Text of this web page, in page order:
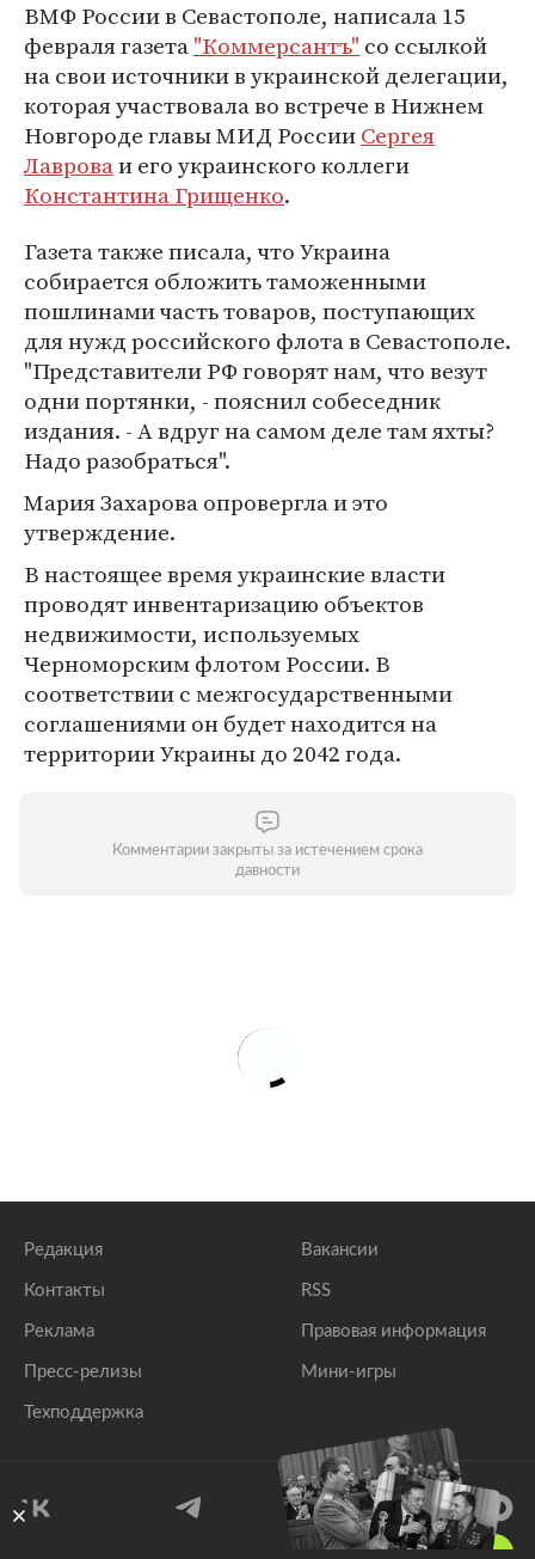
ВМФ России в Севастополе, написала 15
февраля газета"Коммерсантъ" со ссылкой
на свои источники в украинской делегации,
которая участвовала во встрече в Нижнем
Новгороде главы МИД РоссииСергея
Лавроваи его украинского коллеги
Константина Грищенко.
Газета также писала, что Украина
собирается обложить таможенными
пошлинами часть товаров, поступающих
для нужд российского флота в Севастополе.
"Представители РФ говорят нам, что везут
одни портянки, - пояснил собеседник
издания. - А вдруг на самом деле там яхты?
Надо разобраться".
Мария Захарова опровергла и это
утверждение.
В настоящее время украинские власти
проводят инвентаризацию объектов
недвижимости, используемых
Черноморским флотом России. В
соответствии с межгосударственными
соглашениями он будет находится на
территории Украины до 2042 года.
Комментарии закрыты за истечением срока
давности
Редакция
Контакты
Реклама
Пресс-релизы
Техподдержка
Вакансии
RSS
Правовая информация
Мини-игры